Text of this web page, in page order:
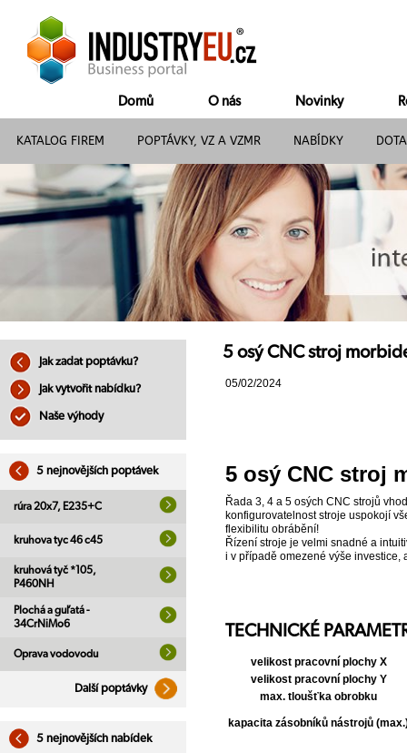
Domů O nás Novinky
KATALOG FIREM POPTÁVKY, VZ A VZMR NABÍDKY
Jak zadat poptávku?
Jak vytvořit nabídku?
Naše výhody
5 nejnovějších poptávek
rúra 20x7, E235+C
kruhova tyc 46 c45
kruhová tyč *105,
P460NH
Plochá a guľatá -
34CrNiMo6
Oprava vodovodu
Další poptávky
5 nejnovějších nabídek
5 osý CNC stroj
05/02/2024
5 osý CNC stroj
Řada 3, 4 a 5 osých CNC strojů
konfigurovatelnost stroje uspokojí
flexibilitu obrábění!
Řízení stroje je velmi snadné a
i v případě omezené výše
TECHNICKÉ
velikost pracovní plochy X
velikost pracovní plochy Y
max. tloušťka obrobku
kapacita zásobníků nástrojů